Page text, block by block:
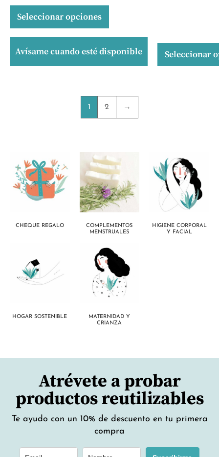
Seleccionar opciones
Avísame cuando esté disponible Seleccionar
1 2 →
CHEQUE REGALO
COMPLEMENTOS
MENSTRUALES
HIGIENE CORPORAL
Y FACIAL
HOGAR SOSTENIBLE
MATERNIDAD Y
CRIANZA
Atrévete a probar
productos reutilizables
Te ayudo con un 10% de descuento en tu primera
compra